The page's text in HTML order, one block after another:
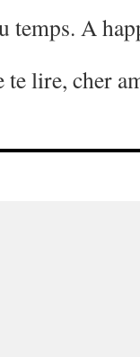
temps. A
lire, cher